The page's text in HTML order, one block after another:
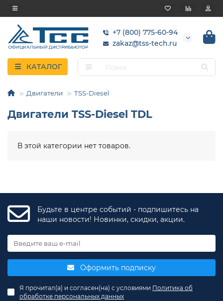
+7 (800) 775-60-94
zakaz@tss-tech.ru
КАТАЛОГ
Двигатели TSS-Diesel
Двигатели TSS-Diesel TDL
В этой категории нет товаров.
Будьте в центре событий - подпишитесь на
наши новости! Новинки, скидки, акции.
Оформить подписку
Я прочитал(а) и согласен(на) с условиями Политика об
обработке персональных данных